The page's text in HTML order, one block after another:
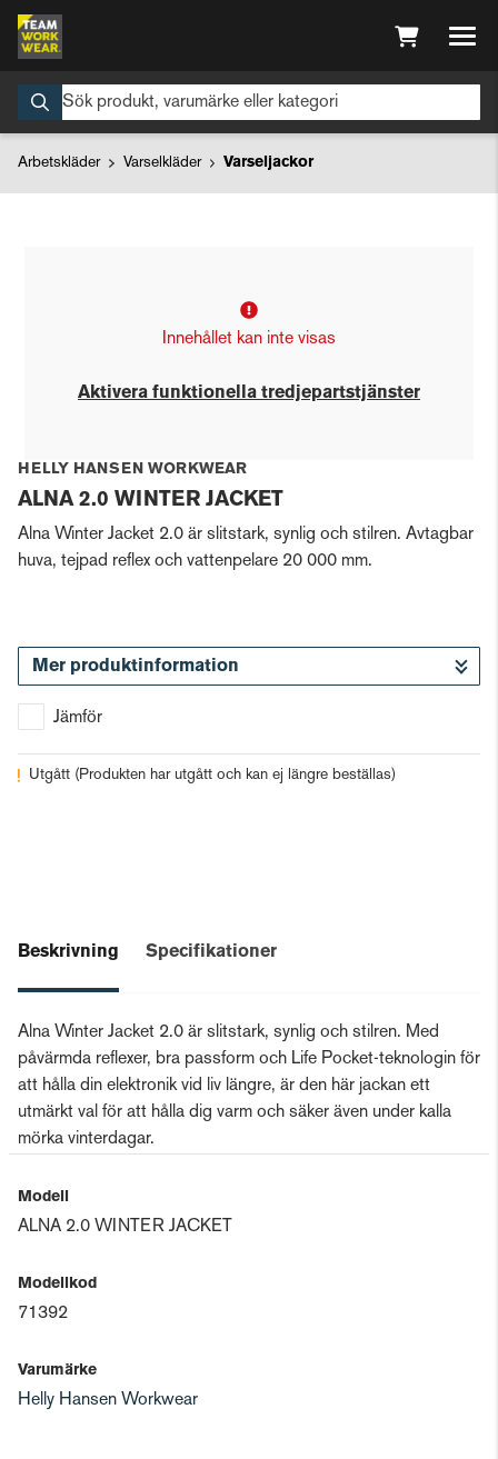
Arbetskläder Varselkläder Varseljackor
Innehållet kan inte visas
Aktivera funktionella tredjepartstjänster
HELLY HANSEN WORKWEAR
ALNA 2.0 WINTER JACKET
Alna Winter Jacket 2.0 är slitstark, synlig och stilren. Avtagbar
huva, tejpad reflex och vattenpelare 20 000 mm.
Mer produktinformation
Jämför
Utgått (Produkten har utgått och kan ej längre beställas)
Beskrivning Specifikationer
Alna Winter Jacket 2.0 är slitstark, synlig och stilren. Med
påvärmda reflexer, bra passform och Life Pocket-teknologin för
att hålla din elektronik vid liv längre, är den här jackan ett
utmärkt val för att hålla dig varm och säker även under kalla
mörka vinterdagar.
Modell
ALNA 2.0 WINTER JACKET
Modellkod
71392
Varumärke
Helly Hansen Workwear